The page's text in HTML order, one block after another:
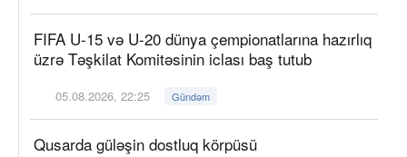
FIFA U-15 və U-20 dünya çempionatlarına hazırlıq
üzrə Təşkilat Komitəsinin iclası baş tutub
05.08.2026, 22:25 Gündəm
Qusarda güləşin dostluq körpüsü